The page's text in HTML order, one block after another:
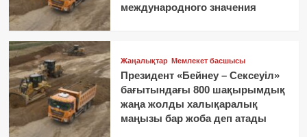
международного значения
Жаңалықтар Мемлекет басшысы
Президент «Бейнеу – Сексеуіл»
бағытындағы 800 шақырымдық
жаңа жолды халықаралық
маңызы бар жоба деп атады